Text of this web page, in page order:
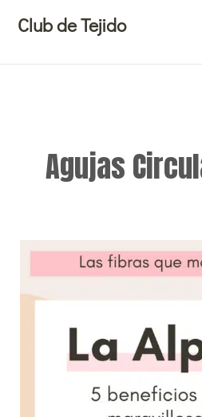
contenido
Club de Tejido
Agujas
Beneficios
de
tejer